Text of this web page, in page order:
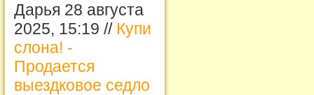
Дарья 28 августа
2025, 15:19 // Купи
слона! -
Продается
выездковое седло